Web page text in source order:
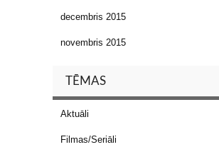
decembris 2015
novembris 2015
TĒMAS
Aktuāli
Filmas/Seriāli